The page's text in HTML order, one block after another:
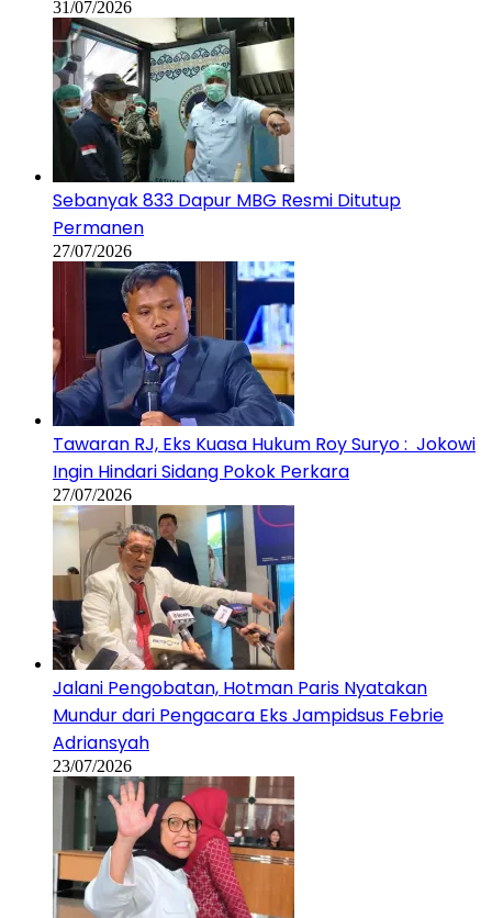
31/07/2026
Sebanyak 833 Dapur MBG Resmi Ditutup
Permanen
27/07/2026
Tawaran RJ, Eks Kuasa Hukum Roy Suryo : Jokowi
Ingin Hindari Sidang Pokok Perkara
27/07/2026
Jalani Pengobatan, Hotman Paris Nyatakan
Mundur dari Pengacara Eks Jampidsus Febrie
Adriansyah
23/07/2026